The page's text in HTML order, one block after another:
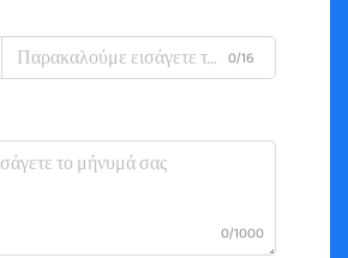
0/16
0/1000